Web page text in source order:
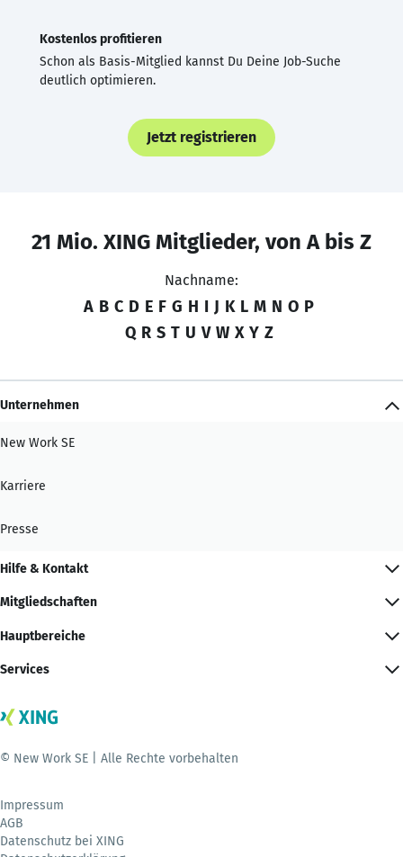
Kostenlos profitieren
Schon als Basis-Mitglied kannst Du Deine Job-Suche
deutlich optimieren.
Jetzt registrieren
21 Mio. XING Mitglieder, von A bis Z
Nachname:
A B C D E F G H I J K L M N O P
Q R S T U V W X Y Z
Unternehmen
New Work SE
Karriere
Presse
Hilfe & Kontakt
Mitgliedschaften
Hauptbereiche
Services
© New Work SE | Alle Rechte vorbehalten
Impressum
AGB
Datenschutz bei XING